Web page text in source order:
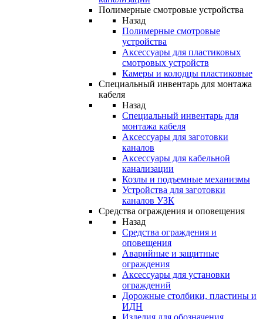
Полимерные смотровые устройства
Назад
Полимерные смотровые
устройства
Аксессуары для пластиковых
смотровых устройств
Камеры и колодцы пластиковые
Специальный инвентарь для монтажа
кабеля
Назад
Специальный инвентарь для
монтажа кабеля
Аксессуары для заготовки
каналов
Аксессуары для кабельной
канализации
Козлы и подъемные механизмы
Устройства для заготовки
каналов УЗК
Средства ограждения и оповещения
Назад
Средства ограждения и
оповещения
Аварийные и защитные
ограждения
Аксессуары для установки
ограждений
Дорожные столбики, пластины и
ИДН
Изделия для обозначения